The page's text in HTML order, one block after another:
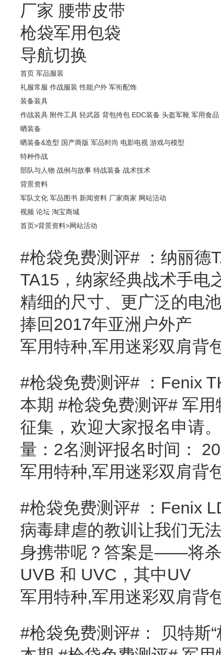
厂家 腰带皮带
枪袋军用包袋
导航切换
首页 军品服装
礼服常服 作战服装 性能户外 军衔配饰
装备装具
作战装具 附件工具 轻武器 背包挎包 EDC装备 头盔军靴 军用食品
晒装备
晒装备&造型 国产商版 军品时尚 电影电视 游戏与模型
特种作战
部队与人物 战例与故事 特战装备 战术技术
背景资料
军队文化 军品图书 新闻资料 厂家商家 网站活动
视频 论坛 淘宝商城
首页>背景资料>网站活动
#枪袋免费测评# ：纳丽德
TA15，纳家经典战术手电
精细的尺寸、更广泛的电
捧回2017年亚洲户外产
军用特种,军用迷彩双肩背
#枪袋免费测评# ：Fenix
本期 #枪袋免费测评# 军
征集，欢迎大家报名申请
量：2名测评报名时间：
军用特种,军用迷彩双肩背
#枪袋免费测评# ：Fenix
病毒肆虐的教训让我们无
身携带呢？答案是——将杀
UVB 和 UVC，其中UV
军用特种,军用迷彩双肩背
#枪袋免费测评#： 贝特斯